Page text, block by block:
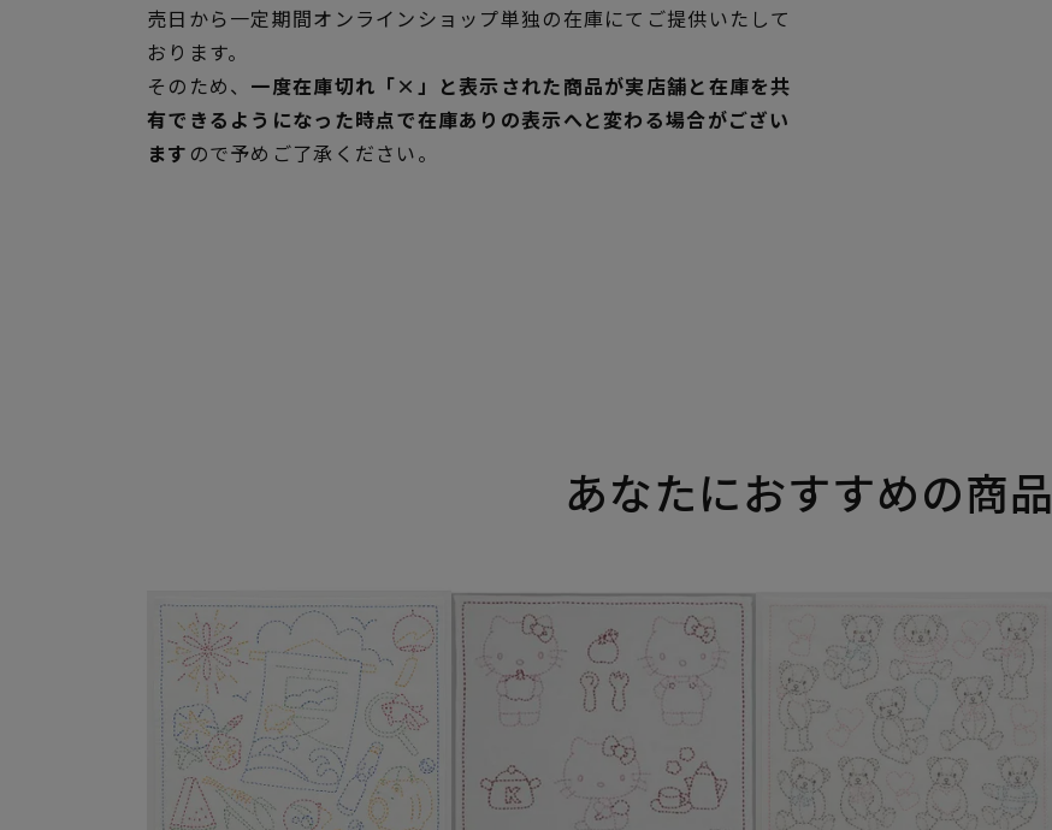
売日から一定期間オンラインショップ単独の在庫にてご提供いたして
おります。
そのため、 一度在庫切れ「×」と表示された商品が実店舗と在庫を共
有できるようになった時点で在庫ありの表示へと変わる場合がござい
ます ので予めご了承ください。
あなたにおすすめの商品